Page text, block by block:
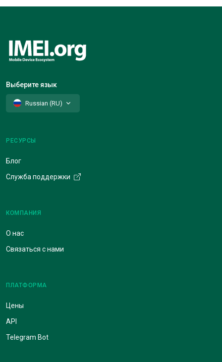
Выберите язык
Russian (RU)
РЕСУРСЫ
Блог
Служба поддержки
КОМПАНИЯ
О нас
Связаться с нами
ПЛАТФОРМА
Цены
API
Telegram Bot